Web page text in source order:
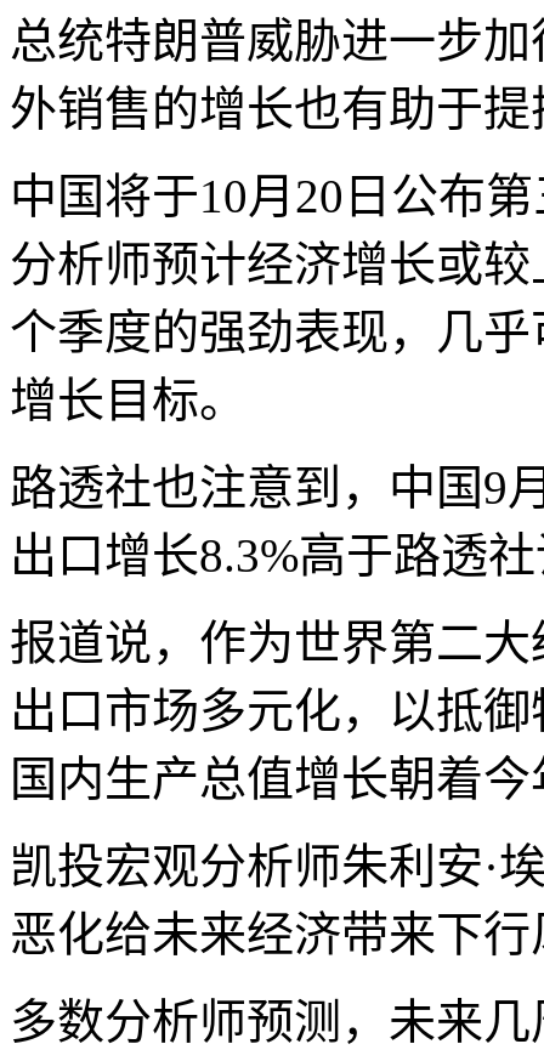
总统特朗普威胁进一步
外销售的增长也有助于
中国将于10月20日公布
分析师预计经济增长或
个季度的强劲表现，几
增长目标。
路透社也注意到，中国9
出口增长8.3%高于路透
报道说，作为世界第二
出口市场多元化，以抵
国内生产总值增长朝着
凯投宏观分析师朱利安·
恶化给未来经济带来下行
多数分析师预测，未来